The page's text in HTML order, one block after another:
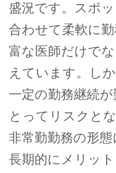
盛況です。スポ
合わせて柔軟に
富な医師だけで
えています。し
一定の勤務継続
とってリスクと
非常勤勤務の形
長期的にメリッ